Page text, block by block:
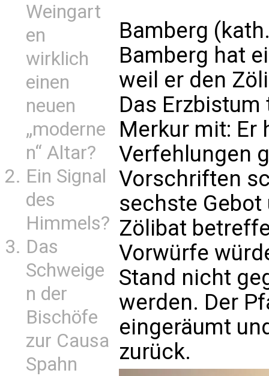
Weingart
en
wirklich
einen
neuen
„moderne
n“ Altar?
Ein Signal
des
Himmels?
Das
Schweige
n der
Bischöfe
zur Causa
Spahn
Bamberg
Bamberg hat
weil er den
Das
Merkur mit:
Verfehlungen
Vorschriften
sechste
Zölibat
Vorwürfe
Stand nicht
werden. Der
eingeräumt
zurück.